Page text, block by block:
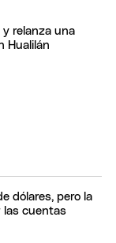
relanza una
Hualilán
dólares, pero la
las cuentas